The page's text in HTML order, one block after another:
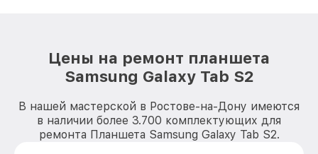
Цены на ремонт планшета
Samsung Galaxy Tab S2
В нашей мастерской в Ростове-на-Дону имеются
в наличии более 3.700 комплектующих для
ремонта Планшета Samsung Galaxy Tab S2.